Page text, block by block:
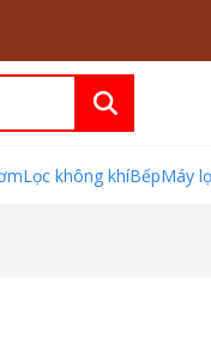
Lọc không khíBếpMáy